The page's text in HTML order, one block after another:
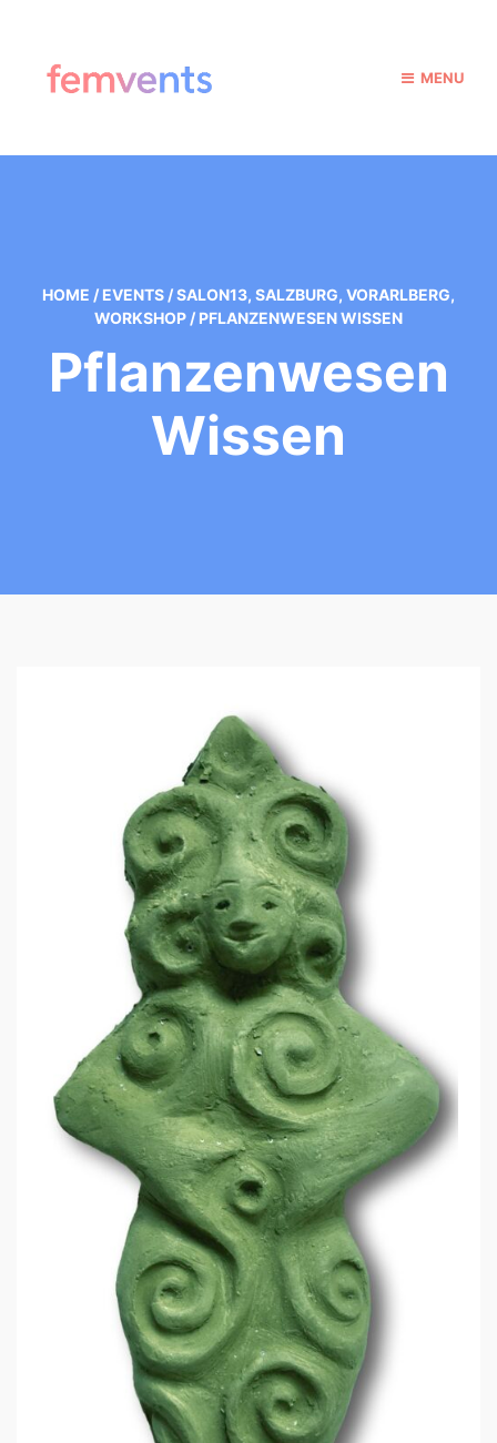
MENU
HOME / EVENTS /SALON13, SALZBURG, VORARLBERG,
WORKSHOP / PFLANZENWESEN WISSEN
Pflanzenwesen
Wissen
N
W